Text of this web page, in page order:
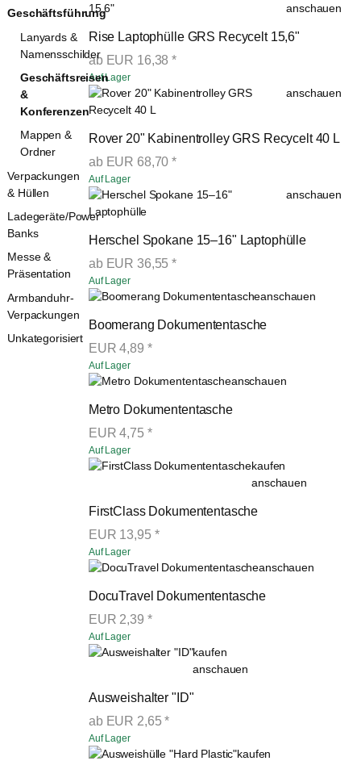
anschauen
Rise Laptophülle GRS Recycelt 15,6"
ab EUR 16,38 *
Auf Lager
anschauen
Rover 20" Kabinentrolley GRS Recycelt 40 L
ab EUR 68,70 *
Auf Lager
anschauen
Herschel Spokane 15–16" Laptophülle
ab EUR 36,55 *
Auf Lager
anschauen
Boomerang Dokumententasche
EUR 4,89 *
Auf Lager
anschauen
Metro Dokumententasche
EUR 4,75 *
Auf Lager
kaufen
anschauen
FirstClass Dokumententasche
EUR 13,95 *
Auf Lager
anschauen
DocuTravel Dokumententasche
EUR 2,39 *
Auf Lager
kaufen
anschauen
Ausweishalter "ID"
ab EUR 2,65 *
Auf Lager
kaufen
Geschäftsführung
Lanyards &
Namensschilder
Geschäftsreisen
&
Konferenzen
Mappen &
Ordner
Verpackungen
& Hüllen
Ladegeräte/Power
Banks
Messe &
Präsentation
Armbanduhr-
Verpackungen
Unkategorisiert